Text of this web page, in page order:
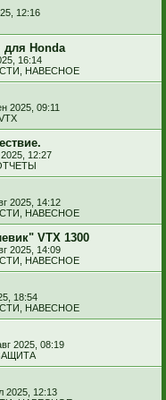
12:16
для Honda
16:14
НАВЕСНОЕ
2025, 09:11
12:27
2025, 14:12
НАВЕСНОЕ
VTX 1300
2025, 14:09
НАВЕСНОЕ
18:54
НАВЕСНОЕ
2025, 08:19
2025, 12:13